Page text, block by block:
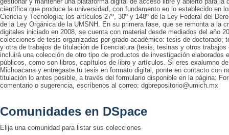
científica que produce la universidad, con fundamento en lo establecido en
Ciencia y Tecnología; los artículos 27º, 30º y 148º de la Ley Federal del
de la Ley Orgánica de la UMSNH. En su primera fase, que se remonta a la
digitales iniciado en 2008, se cuenta con material desde mediados del año
colecciones de tesis organizadas por grado académico: tesis de doctorado;
y otra de trabajos de titulación de licenciatura (tesis, tesinas y otros
incluirá una colección de otro tipo de productos de investigación elaborados
públicos, como son libros, capítulos de libro y artículos. Si eres exalumno
Michoacana y entregaste tu tesis en formato digital, ponte en contacto con
titulación lo antes posible, a través del formulario disponible en la página:
comentario o sugerencia, escríbenos al correo: dgbrepositorio@umich.mx
Comunidades en DSpace
Elija una comunidad para listar sus colecciones